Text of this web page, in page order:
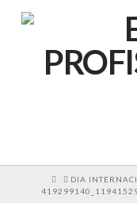
HOME
DIA